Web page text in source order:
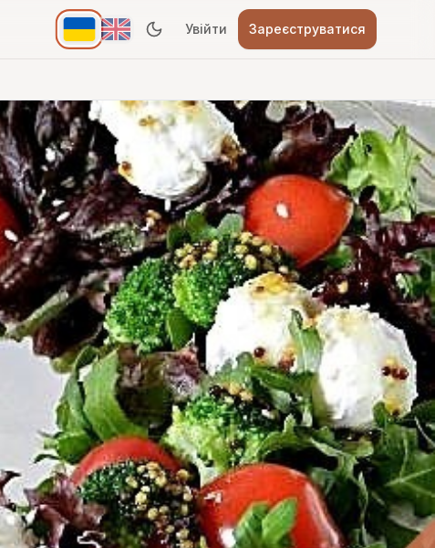
Увійти Зареєструватися